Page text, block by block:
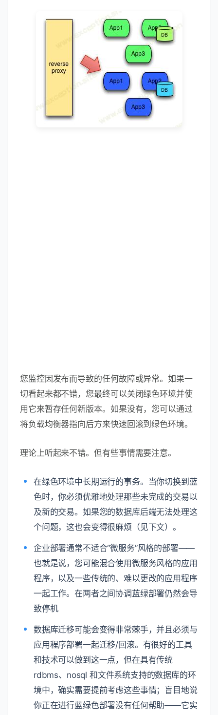
您监控因发布而导致的任何故障或异常。如果一
切看起来都不错，您最终可以关闭绿色环境并使
用它来暂存任何新版本。如果没有，您可以通过
将负载均衡器指向后方来快速回滚到绿色环境。
理论上听起来不错。但有些事情需要注意。
在绿色环境中长期运行的事务。当你切换到蓝
色时，你必须优雅地处理那些未完成的交易以
及新的交易。如果您的数据库后端无法处理这
个问题，这也会变得很麻烦（见下文）。
企业部署通常不适合“微服务”风格的部署——
也就是说，您可能混合使用微服务风格的应用
程序，以及一些传统的、难以更改的应用程序
一起工作。在两者之间协调蓝绿部署仍然会导
致停机
数据库迁移可能会变得非常棘手，并且必须与
应用程序部署一起迁移/回滚。有很好的工具
和技术可以做到这一点，但在具有传统
rdbms、nosql 和文件系统支持的数据库的环
境中，确实需要提前考虑这些事情；盲目地说
你正在进行蓝绿色部署没有任何帮助——它实